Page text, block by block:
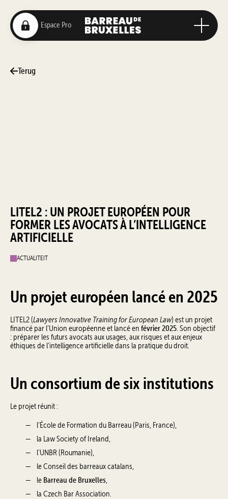
Terug
LITEL2 : UN PROJET EUROPÉEN POUR
FORMER LES AVOCATS À L’INTELLIGENCE
ARTIFICIELLE
ACTUALITEIT
Un projet européen lancé en 2025
LITEL2 (Lawyers Innovative Training for European Law) est un projet
financé par l’Union européenne et lancé en février 2025 . Son objectif
: préparer les futurs avocats aux usages, aux risques et aux enjeux
éthiques de l’intelligence artificielle dans la pratique du droit.
Un consortium de six institutions
Le projet réunit :
l’École de Formation du Barreau (Paris, France),
la Law Society of Ireland,
l’UNBR (Roumanie),
le Conseil des barreaux catalans,
le Barreau de Bruxelles
la Czech Bar Association.